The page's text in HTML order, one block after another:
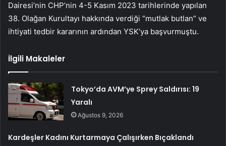
Dairesi’nin CHP’nin 4-5 Kasım 2023 tarihlerinde yapılan
38. Olağan Kurultayı hakkında verdiği “mutlak butlan” ve
ihtiyati tedbir kararının ardından YSK’ya başvurmuştu.
İlgili Makaleler
Tokyo’da AVM’ye Sprey Saldırısı: 19
Yaralı
Ağustos 9, 2026
Kardeşler Kadını Kurtarmaya Çalışırken Bıçaklandı